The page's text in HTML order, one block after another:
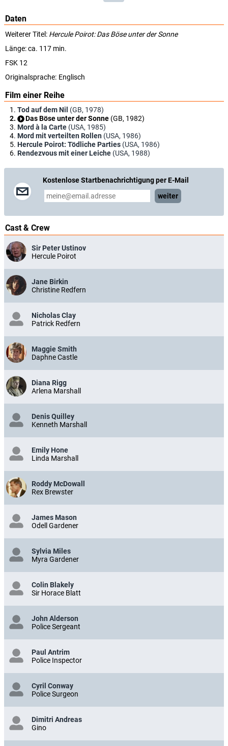
Daten
Weiterer Titel: Hercule Poirot: Das Böse unter der Sonne
Länge: ca. 117 min.
FSK 12
Originalsprache: Englisch
Film einer Reihe
Tod auf dem Nil (GB, 1978)
Das Böse unter der Sonne (GB, 1982)
Mord à la Carte (USA, 1985)
Mord mit verteilten Rollen (USA, 1986)
Hercule Poirot: Tödliche Parties (USA, 1986)
Rendezvous mit einer Leiche (USA, 1988)
Kostenlose Startbenachrichtigung per E-Mail
weiter
Cast & Crew
Sir Peter Ustinov
Hercule Poirot
Jane Birkin
Christine Redfern
Nicholas Clay
Patrick Redfern
Maggie Smith
Daphne Castle
Diana Rigg
Arlena Marshall
Denis Quilley
Kenneth Marshall
Emily Hone
Linda Marshall
Roddy McDowall
Rex Brewster
James Mason
Odell Gardener
Sylvia Miles
Myra Gardener
Colin Blakely
Sir Horace Blatt
John Alderson
Police Sergeant
Paul Antrim
Police Inspector
Cyril Conway
Police Surgeon
Dimitri Andreas
Gino